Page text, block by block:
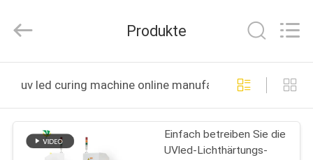
PRODUKTE
Electronics
Rights
Produkte
uv led curing machine online manufacture
Einfach betreiben Sie die
UVled-Lichthärtungs-